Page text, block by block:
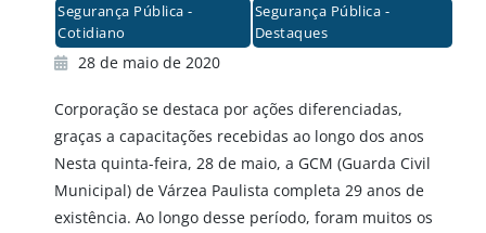
Segurança Pública -
Cotidiano
Segurança Pública -
Destaques
28 de maio de 2020
Corporação se destaca por ações diferenciadas,
graças a capacitações recebidas ao longo dos anos
Nesta quinta-feira, 28 de maio, a GCM (Guarda Civil
Municipal) de Várzea Paulista completa 29 anos de
existência. Ao longo desse período, foram muitos os